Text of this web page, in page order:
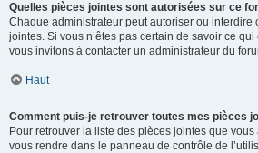
Quelles pièces jointes sont autorisées sur ce
Chaque administrateur peut autoriser ou interdire
jointes. Si vous n’êtes pas certain de savoir ce
vous invitons à contacter un administrateur du
Haut
Comment puis-je retrouver toutes mes pièces
Pour retrouver la liste des pièces jointes que
vous rendre dans le panneau de contrôle de